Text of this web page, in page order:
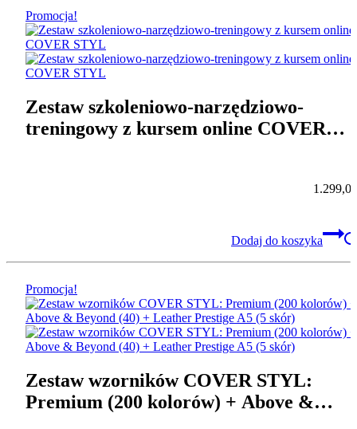
Promocja!
Zestaw szkoleniowo-narzędziowo-
treningowy z kursem online COVER
Dodaj do koszyka
Promocja!
Zestaw wzorników COVER STYL:
Premium (200 kolorów) + Above &